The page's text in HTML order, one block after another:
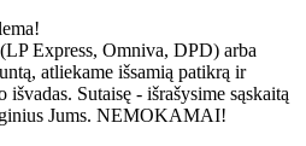
Express, Omniva, DPD) arba
atliekame išsamią patikrą ir
Sutaisę - išrašysime sąskaitą
Jums. NEMOKAMAI!